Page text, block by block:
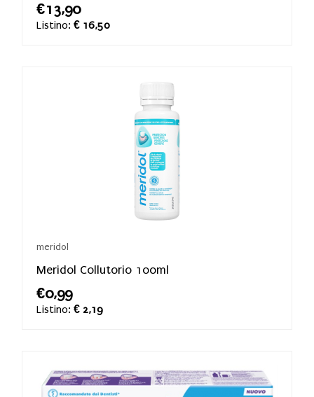
€13,90
Listino: € 16,50
meridol
Meridol Collutorio 100ml
€0,99
Listino: € 2,19